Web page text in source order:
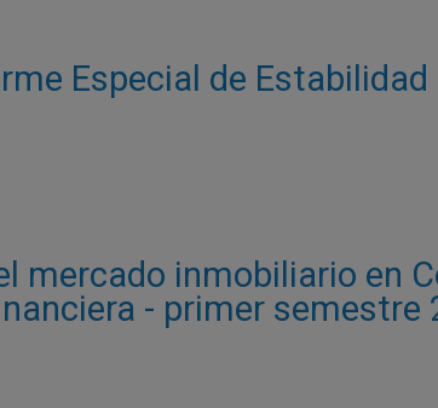
Especial de
mercado inmobiliario en
- primer semestre